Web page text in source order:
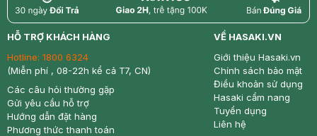
return nowfree price
HỖ TRỢ KHÁCH HÀNG
Hotline: 1800 6324
(Miễn phí , 08-22h kể cả T7, CN)
Các câu hỏi thường gặp
Gửi yêu cầu hỗ trợ
Hướng dẫn đặt hàng
Phương thức thanh toán
VỀ HASAKI.VN
Giới thiệu Hasaki.vn
Chính sách bảo mật
Điều khoản sử dụng
Hasaki cẩm nang
Tuyển dụng
Liên hệ